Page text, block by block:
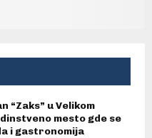
“Zaks” u Velikom
mesto gde se
i gastronomija